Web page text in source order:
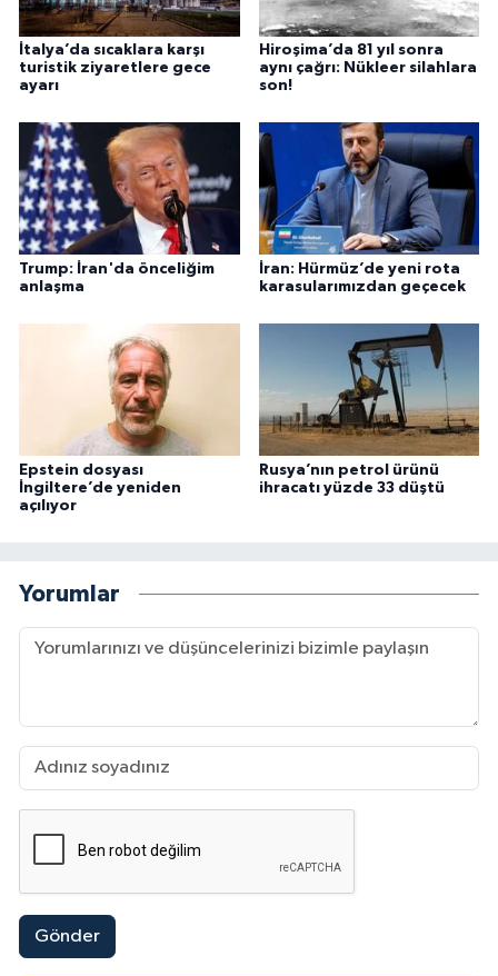
İtalya’da sıcaklara karşı
turistik ziyaretlere gece
ayarı
Hiroşima’da 81 yıl sonra
aynı çağrı: Nükleer silahlara
son!
Trump: İran'da önceliğim
anlaşma
İran: Hürmüz’de yeni rota
karasularımızdan geçecek
Epstein dosyası
İngiltere’de yeniden
açılıyor
Rusya’nın petrol ürünü
ihracatı yüzde 33 düştü
Yorumlar
Gönder